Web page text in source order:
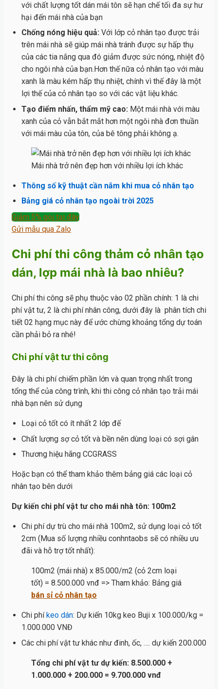
với chất lượng tốt dán mái tôn sẽ hạn chế tối đa sự hư
hại đến mái nhà của bạn
Chống nóng hiệu quả: Với lớp cỏ nhân tạo được trải
trên mái nhà sẽ giúp mái nhà tránh được sự hấp thụ
của các tia nắng qua đó giảm được sức nóng, nhiệt độ
cho ngôi nhà của bạn.Hơn thế nữa cỏ nhân tạo với màu
xanh là màu kém hấp thụ nhiệt, chính vì thế đây là một
lợi thế của cỏ nhân tạo so với các vật liệu khác.
Tạo điểm nhấn, thẩm mỹ cao: Một mái nhà với màu
xanh của cỏ vẫn bắt mắt hơn một ngôi nhà đơn thuần
với mái màu của tôn, của bê tông phải không ạ.
Mái nhà trở nên đẹp hơn với nhiều lợi ích khác
Thông số kỹ thuật cần nắm khi mua cỏ nhân tạo
Bảng giá cỏ nhân tạo ngoài trời 2025
Giảm 5% gọi tại đây
Gửi mẫu qua Zalo
Chi phí thi công thảm cỏ nhân tạo
dán, lợp mái nhà là bao nhiêu?
Chi phí thi công sẽ phụ thuộc vào 02 phần chính: 1 là chi
phí vật tư, 2 là chi phí nhân công, dưới đây là phân tích chi
tiết 02 hạng mục này để ước chừng khoảng tổng dự toán
cần phải bỏ ra nhé!
Chi phí vật tư thi công
Đây là chi phí chiếm phần lớn và quan trọng nhất trong
tổng thể của công trình, khi thi công cỏ nhân tạo trải mái
nhà bạn nên sử dụng
Loại cỏ tốt có ít nhất 2 lớp đế
Chất lượng sợ cỏ tốt và bền nên dùng loại có sợi gân
Thương hiệu hãng CCGRASS
Hoặc bạn có thể tham khảo thêm bảng giá các loại cỏ
nhân tạo bên dưới
Dự kiến chi phí vật tư cho mái nhà tôn: 100m2
Chi phí dự trù cho mái nhà 100m2, sử dụng loại cỏ tốt
2cm (Mua số lượng nhiều conhntaobs sẽ có nhiều ưu
đãi và hỗ trợ tốt nhất):
100m2 (mái nhà) x 85.000/m2 (cỏ 2cm loại
tốt) = 8.500.000 vnđ => Tham khảo: Bảng giá
bán sỉ cỏ nhân tạo
Chi phí keo dán: Dự kiến 10kg keo Buji x 100.000/kg =
1.000.000 VNĐ
Các chi phí vật tư khác như đinh, ốc, …. dự kiến 200.000
Tổng chi phí vật tư dự kiến: 8.500.000 +
1.000.000 + 200.000 = 9.700.000 vnđ